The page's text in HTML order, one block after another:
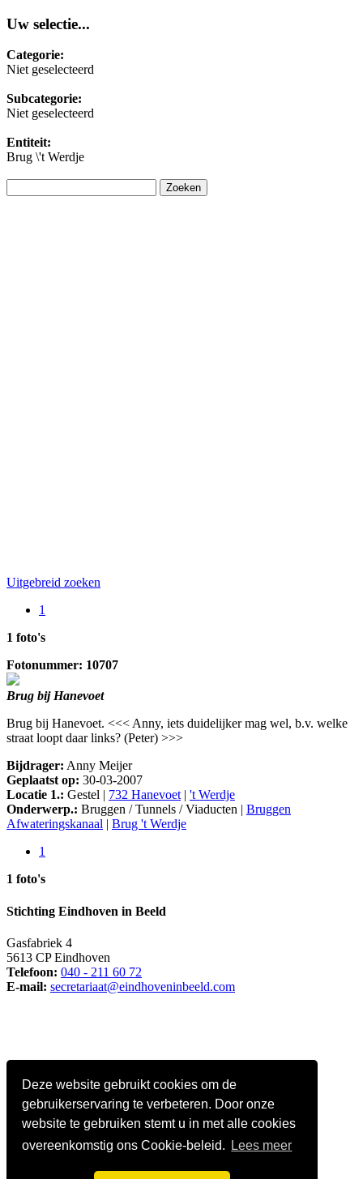
Deze website gebruikt cookies om de
gebruikerservaring te verbeteren. Door onze
website te gebruiken stemt u in met alle cookies
overeenkomstig ons Cookie-beleid.
Lees meer
Uw selectie...
Categorie:
Niet geselecteerd
Subcategorie:
Niet geselecteerd
Entiteit:
Brug \'t Werdje
Uitgebreid zoeken
1
1 foto's
Fotonummer: 10707
Brug bij Hanevoet
Brug bij Hanevoet. <<< Anny, iets duidelijker mag wel, b.v. welke
straat loopt daar links? (Peter) >>>
Bijdrager: Anny Meijer
Geplaatst op: 30-03-2007
Locatie 1.: Gestel | 732 Hanevoet| 't Werdje
Onderwerp.: Bruggen / Tunnels / Viaducten | Bruggen
Afwateringskanaal | Brug 't Werdje
1
1 foto's
Stichting Eindhoven in Beeld
Gasfabriek 4
5613 CP Eindhoven
Telefoon: 040 - 211 60 72
E-mail: secretariaat@eindhoveninbeeld.com